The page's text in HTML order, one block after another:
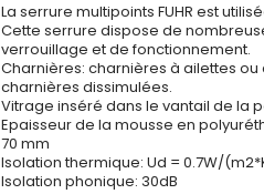
La serrure multipoints FUHR est
Cette serrure dispose de
verrouillage et de fonctionnement.
Charnières: charnières à ailettes ou
charnières dissimulées.
Vitrage inséré dans le vantail de la
Epaisseur de la mousse en
70 mm
Isolation thermique: Ud = 0.7W/
Isolation phonique: 30dB